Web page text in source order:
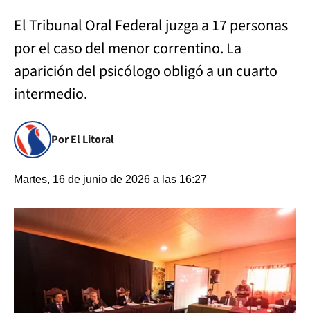
El Tribunal Oral Federal juzga a 17 personas
por el caso del menor correntino. La
aparición del psicólogo obligó a un cuarto
intermedio.
Por El Litoral
Martes, 16 de junio de 2026 a las 16:27